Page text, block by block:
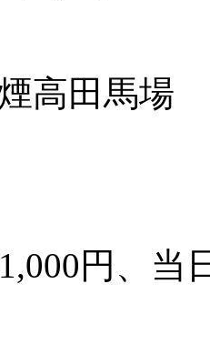
煙高田馬場
円、当